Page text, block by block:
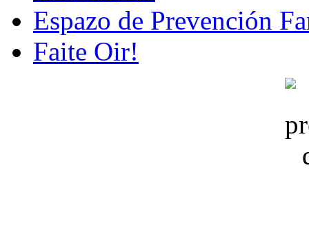
Espazo de Prevención
Faite Oir!